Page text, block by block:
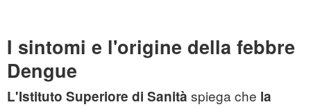
I sintomi e l'origine della febbre
Dengue
L'Istituto Superiore di Sanità spiega che la